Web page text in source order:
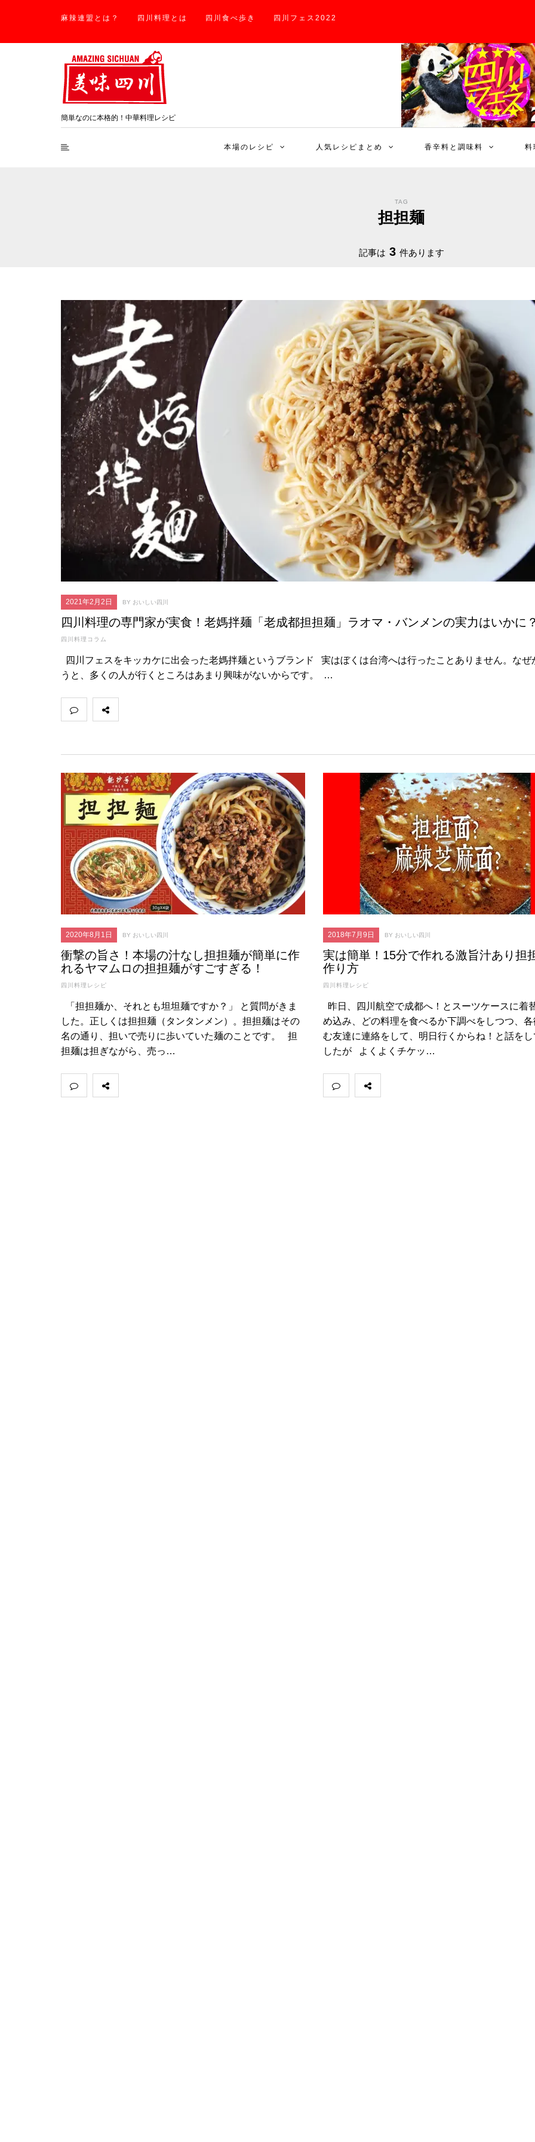
麻辣連盟とは？ 四川料理とは 四川食べ歩き 四川フェス2022
簡単なのに本格的！中華料理レシピ
本場のレシピ 人気レシピまとめ 香辛料と調味料 料
TAG
担担麺
記事は 3 件あります
2021年2月2日 BY おいしい四川
四川料理の専門家が実食！老媽拌麺「老成都担担麺」ラオマ・バンメンの実力はいかに
四川料理コラム
四川フェスをキッカケに出会った老媽拌麺というブランド 実はぼくは台湾へは行ったことありません。なぜ
うと、多くの人が行くところはあまり興味がないからです。 …
2020年8月1日 BY おいしい四川
衝撃の旨さ！本場の汁なし担担麺が簡単に作
れるヤマムロの担担麺がすごすぎる！
四川料理レシピ
「担担麺か、それとも坦坦麺ですか？」 と質問がきま
した。正しくは担担麺（タンタンメン）。担担麺はその
名の通り、担いで売りに歩いていた麺のことです。 担
担麺は担ぎながら、売っ…
2018年7月9日 BY おいしい四川
実は簡単！15分で作れる激旨汁あり担
作り方
四川料理レシピ
昨日、四川航空で成都へ！とスーツケースに着
め込み、どの料理を食べるか下調べをしつつ、
む友達に連絡をして、明日行くからね！と話を
したが よくよくチケッ…
さ！本場の汁なし担
単に作れるヤマムロ
がすごすぎる！
2023年6月13日
【中国発！白酒アイス】五糧
液を使ったアイスクリームの
作り方
四川料理レシピ
の作り方】四川省成都五つ星
ホテル錦江賓館の料理人がつ
くる「ピーナッツと鶏のピリ
辛炒め」 Kung Pao chicken
四川料理レシピ
旅する四川料理！屋
見つけた豚の顔（チ
を鹵菜にする方法